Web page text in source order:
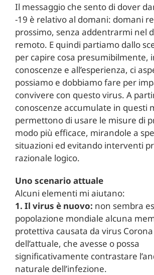
Il messaggio che sento di dover
-19 è relativo al domani: domani
prossimo, senza addentrarmi nel
remoto. E quindi partiamo dallo
per capire cosa presumibilmente,
conoscenze e all’esperienza, ci
possiamo e dobbiamo fare per
convivere con questo virus. A
conoscenze accumulate in questi
permettono di usare le misure di
modo più efficace, mirandole a
situazioni ed evitando interventi
razionale logico.
Uno scenario attuale
Alcuni elementi mi aiutano:
1. Il virus è nuovo: non sembra
popolazione mondiale alcuna
protettiva causata da virus
dell’attuale, che avesse o possa
significativamente contrastare
naturale dell’infezione.